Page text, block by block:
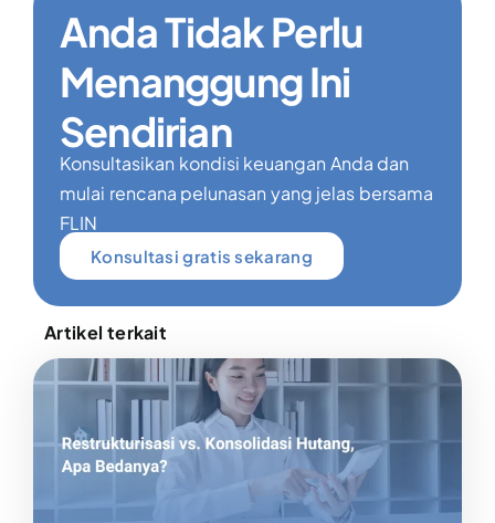
Anda Tidak Perlu
Menanggung Ini
Sendirian
Konsultasikan kondisi keuangan Anda dan
mulai rencana pelunasan yang jelas bersama
FLIN
Konsultasi gratis sekarang
Artikel terkait